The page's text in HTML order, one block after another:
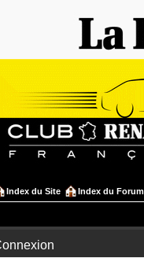
Index du Site Index du Forum